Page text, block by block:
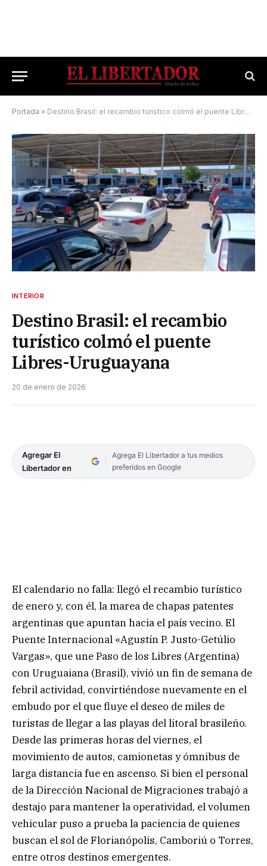
Portada » Destino Brasil: el recambio turístico colmó el puente Libres-Uruguayana
INTERIOR
Destino Brasil: el recambio
turístico colmó el puente
Libres-Uruguayana
20 de enero de 2026
Agregar El
Libertador en
Agrega El Libertador a tus medios
preferidos en Google
El calendario no falla: llegó el recambio turístico
de enero y, con él, la marea de chapas patentes
argentinas que apuntan hacia el país vecino. El
Puente Internacional «Agustín P. Justo-Getúlio
Vargas», que une Paso de los Libres (Argentina)
con Uruguaiana (Brasil), vivió un fin de semana de
febril actividad, convirtiéndose nuevamente en el
embudo por el que fluye el deseo de miles de
turistas de llegar a las playas del litoral brasileño.
Desde las primeras horas del viernes, el
movimiento de autos, camionetas y ómnibus de
larga distancia fue en ascenso. Si bien el personal
de la Dirección Nacional de Migraciones trabajó a
destajo para mantener la operatividad, el volumen
vehicular puso a prueba la paciencia de quienes
buscan el sol de Florianópolis, Camboriú o Torres,
entre otros destinos emergentes.